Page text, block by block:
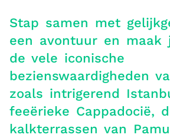
Stap samen met
een avontuur en maak
de vele iconische
bezienswaardigheden
zoals intrigerend
feeërieke Cappadocië,
kalkterrassen van